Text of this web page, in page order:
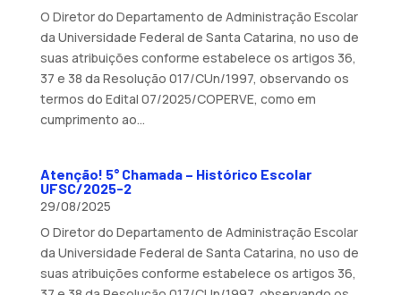
O Diretor do Departamento de Administração Escolar
da Universidade Federal de Santa Catarina, no uso de
suas atribuições conforme estabelece os artigos 36,
37 e 38 da Resolução 017/CUn/1997, observando os
termos do Edital 07/2025/COPERVE, como em
cumprimento ao...
Atenção! 5° Chamada – Histórico Escolar
UFSC/2025-2
29/08/2025
O Diretor do Departamento de Administração Escolar
da Universidade Federal de Santa Catarina, no uso de
suas atribuições conforme estabelece os artigos 36,